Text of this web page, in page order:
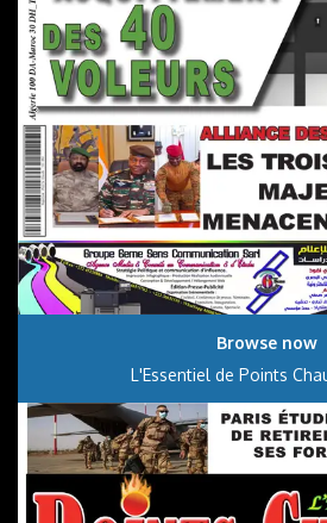
Browse now
L'Essentiel de Points